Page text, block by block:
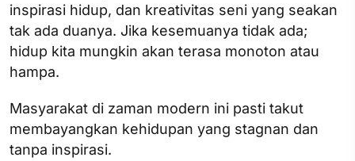
inspirasi hidup, dan kreativitas seni yang seakan
tak ada duanya. Jika kesemuanya tidak ada;
hidup kita mungkin akan terasa monoton atau
hampa.
Masyarakat di zaman modern ini pasti takut
membayangkan kehidupan yang stagnan dan
tanpa inspirasi.